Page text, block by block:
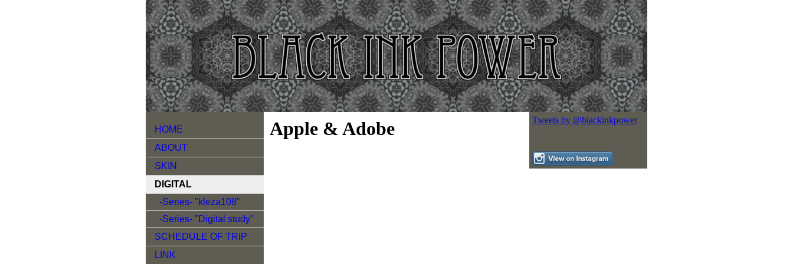
HOME
ABOUT
SKIN
DIGITAL
-Series- "kleza108"
-Series- "Digital study"
SCHEDULE OF TRIP
LINK
Apple & Adobe Tweets by @blackinkpower